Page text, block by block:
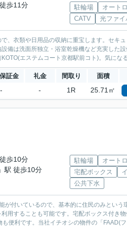
歩11分 駐輪場 オート
CATV
光ファイ
、衣類や日用品の収納に重宝します。セキ
備は洗面所独立・浴室乾燥機など充実した
エステムコート京都駅前コト)。気にな
証金 礼金 間取り 面積
- - 1R 25.71㎡
歩10分
」駅 徒歩10分
駐輪場 オート
宅配ボックス
公共下水
付いているので、基本的に住民のみという
用することも可能です。宅配ボックス付き
便利です。当社イチオシの物件の「FAAD(